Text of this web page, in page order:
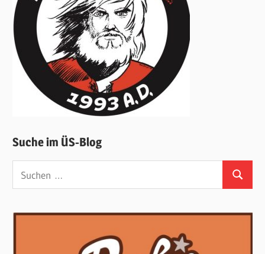
Suche im ÜS-Blog
nach:
Suchen